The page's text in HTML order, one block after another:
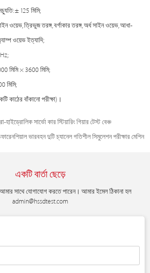
± 125 মিমি;
ওয়েভ, ত্রিভুজ তরঙ্গ, বর্গাকার তরঙ্গ, অর্ধ সাইন ওয়েভ, আধা-
ওয়েভ ইত্যাদি;
মিমি × 3600 মিমি;
মিমি;
কাঠের বাঁকানো পরীক্ষা)।
হাইড্রোলিক সার্ভো কার স্টিয়ারিং গিয়ার টেস্ট বেঞ্চ
ভারবহন দুটি চ্যানেল গতিশীল সিমুলেশন পরীক্ষার মেশিন
একটি বার্তা ছেড়ে
সাথে যোগাযোগ করতে পারেন। আমার ইমেল ঠিকানা হল
admin@hssdtest.com